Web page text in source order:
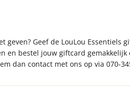
Geef de LouLou Essentiels
en bestel jouw giftcard
dan contact met ons op via 070-